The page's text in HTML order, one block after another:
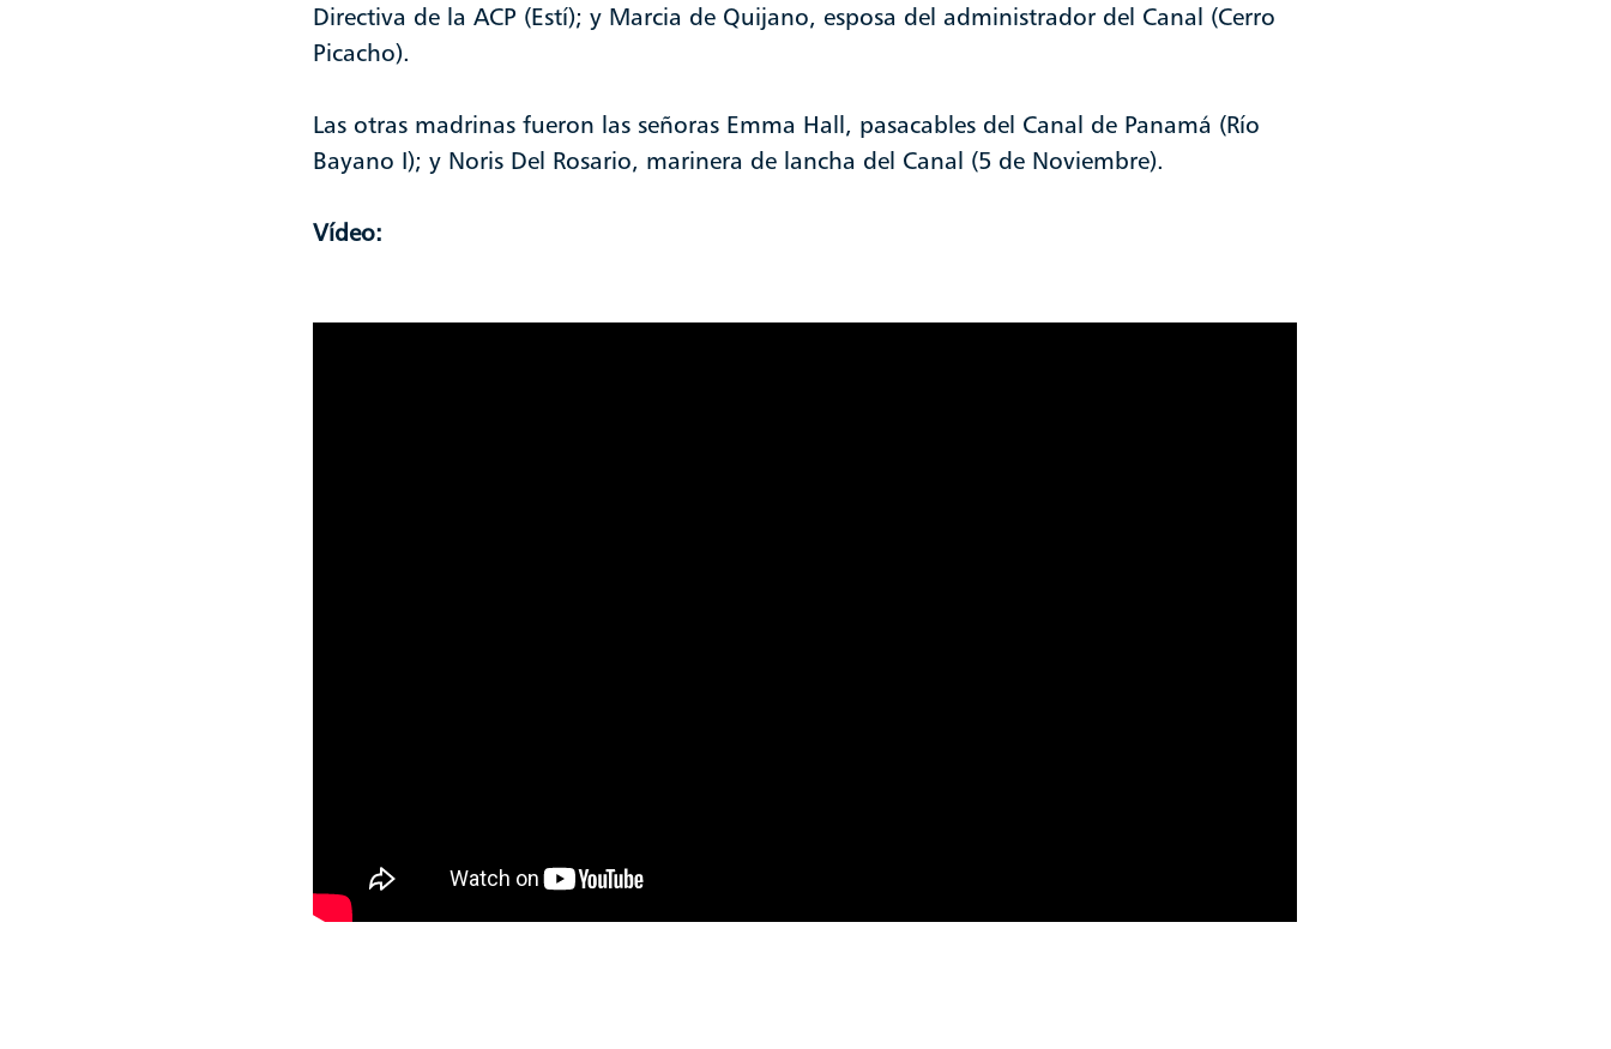
Directiva de la ACP (Estí); y Marcia de Quijano, esposa del administrador del Canal (Cerro
Picacho).
Las otras madrinas fueron las señoras Emma Hall, pasacables del Canal de Panamá (Río
Bayano I); y Noris Del Rosario, marinera de lancha del Canal (5 de Noviembre).
Vídeo: